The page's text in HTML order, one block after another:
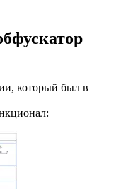
который был в